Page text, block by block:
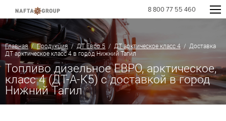
8 800 77 55 460
Главная/Продукция/ДТ Евро 5 / ДТ арктическое класс 4 / Доставка
ДТ арктическое класс 4 в город Нижний Тагил
Топливо дизельное ЕВРО, арктическое,
класс 4 (ДТ-А-К5) с доставкой в город
Нижний Тагил